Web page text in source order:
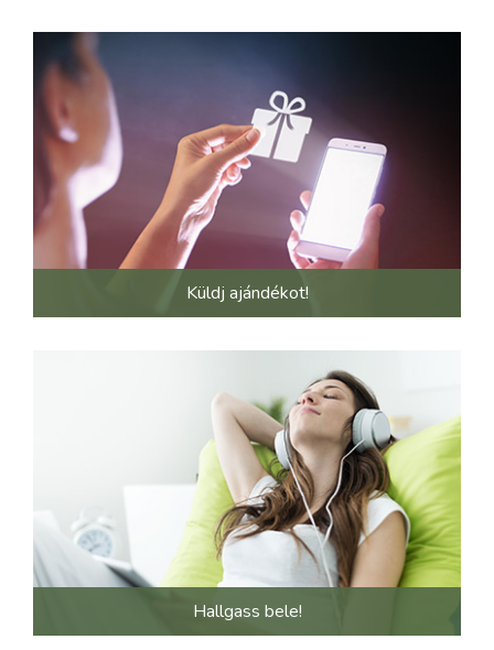
Küldj ajándékot!
Hallgass bele!